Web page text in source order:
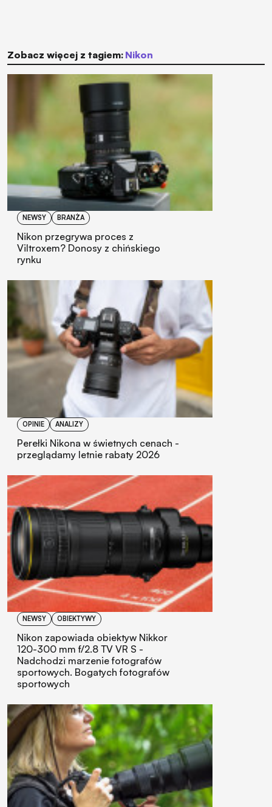
Zobacz więcej z tagiem: Nikon
NEWSY BRANŻA
Nikon przegrywa proces z
Viltroxem? Donosy z chińskiego
rynku
OPINIE ANALIZY
Perełki Nikona w świetnych cenach -
przeglądamy letnie rabaty 2026
NEWSY OBIEKTYWY
Nikon zapowiada obiektyw Nikkor
120-300 mm f/2.8 TV VR S -
Nadchodzi marzenie fotografów
sportowych. Bogatych fotografów
sportowych